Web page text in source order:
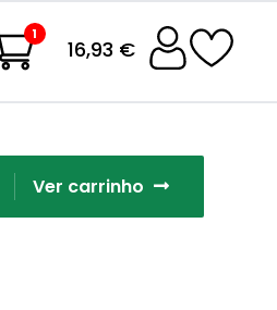
1
16,93 €
Ver carrinho